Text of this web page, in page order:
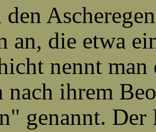
an, die etwa
nennt
nach ihrem
genannt.